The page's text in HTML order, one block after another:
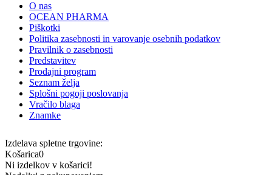
O nas
OCEAN PHARMA
Piškotki
Politika zasebnosti in varovanje osebnih podatkov
Pravilnik o zasebnosti
Predstavitev
Prodajni program
Seznam želja
Splošni pogoji poslovanja
Vračilo blaga
Znamke
Izdelava spletne trgovine:
Košarica0
Ni izdelkov v košarici!